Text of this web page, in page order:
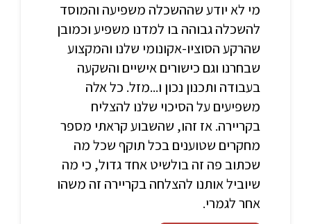
מי לא יודע שההשכלה משפיעה והמוסד
להשכלה גבוהה בו למדנו משפיע וכמובן
שהרקע הסוציו-אקונומי שלנו והמקצוע
שבחרנו וגם כישורים אישיים והשקעה
בעבודה ותכנון נכון ו...מזל. כל אלה
משפיעים על הסיכוי שלנו להצליח
בקריירה. אז זהו, שהשבוע קראתי מספר
מחקרים שטוענים בכל תוקף שכל מה
שכתוב פה זה בולשיט אחד גדול, כי מה
שיוביל אותנו להצלחה בקריירה זה משהו
אחר לגמרי.